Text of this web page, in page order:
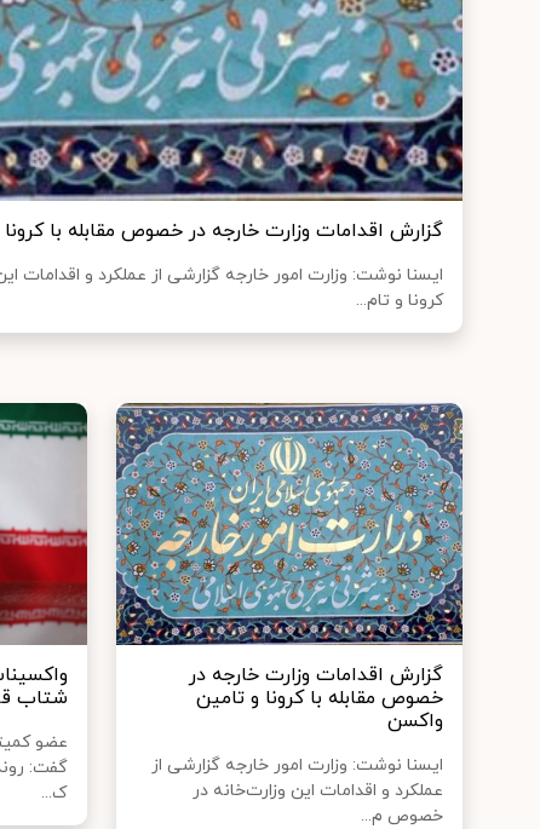
گزارش اقدامات وزارت خارجه در خصوص مقابله با
ایسنا نوشت: وزارت امور خارجه گزارشی از عملکرد و اقدامات
کرونا و تام...
گزارش اقدامات وزارت خارجه در
خصوص مقابله با کرونا و تامین
واکسن
ایسنا نوشت: وزارت امور خارجه گزارشی از
عملکرد و اقدامات این وزارت‌خانه در
خصوص م...
شتاب
عضو
ک...